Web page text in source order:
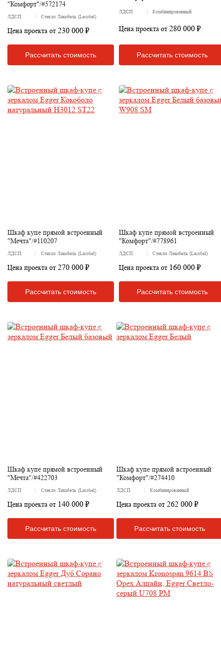
"Комфорт"/#572174
ЛДСП Стекло Лакобель (Lacobel)
Цена проекта от 230 000 ₽
Рассчитать стоимость
ЛДСП Комбинированный
Цена проекта от 280 000 ₽
Рассчитать стоимость
Шкаф купе прямой встроенный
"Мечта"/#110207
ЛДСП Стекло Лакобель (Lacobel)
Цена проекта от 270 000 ₽
Рассчитать стоимость
Шкаф купе прямой встроенный
"Комфорт"/#778961
ЛДСП Стекло Лакобель (Lacobel)
Цена проекта от 160 000 ₽
Рассчитать стоимость
Шкаф купе прямой встроенный
"Мечта"/#422703
ЛДСП Стекло Лакобель (Lacobel)
Цена проекта от 140 000 ₽
Рассчитать стоимость
Шкаф купе прямой встроенный
"Комфорт"/#274410
ЛДСП Комбинированный
Цена проекта от 262 000 ₽
Рассчитать стоимость